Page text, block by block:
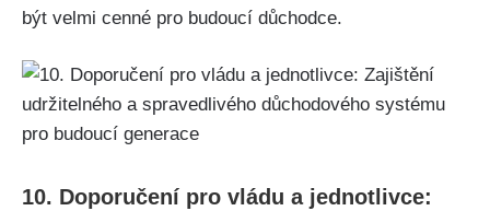
být velmi cenné pro budoucí důchodce.
10. Doporučení pro vládu a jednotlivce: